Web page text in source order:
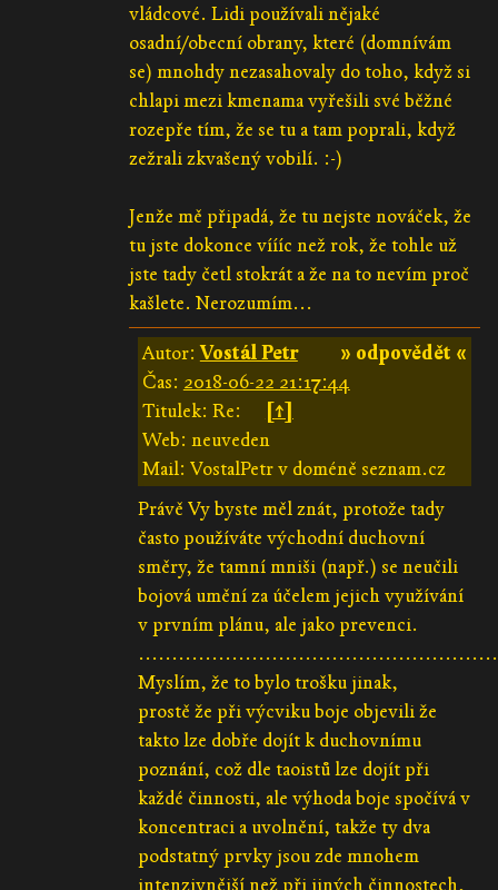
vládcové. Lidi používali nějaké
osadní/obecní obrany, které (domnívám
se) mnohdy nezasahovaly do toho, když si
chlapi mezi kmenama vyřešili své běžné
rozepře tím, že se tu a tam poprali, když
zežrali zkvašený vobilí. :-)
Jenže mě připadá, že tu nejste nováček, že
tu jste dokonce víííc než rok, že tohle už
jste tady četl stokrát a že na to nevím proč
kašlete. Nerozumím...
» odpovědět «
Autor:Vostál Petr
Čas: 2018-06-22 21:17:44
Titulek: Re:
[↑]
Web: neuveden
Mail: VostalPetr v doméně seznam.cz
Právě Vy byste měl znát, protože tady
často používáte východní duchovní
směry, že tamní mniši (např.) se neučili
bojová umění za účelem jejich využívání
v prvním plánu, ale jako prevenci.
Myslím, že to bylo trošku jinak,
prostě že při výcviku boje objevili že
takto lze dobře dojít k duchovnímu
poznání, což dle taoistů lze dojít při
každé činnosti, ale výhoda boje spočívá v
koncentraci a uvolnění, takže ty dva
podstatný prvky jsou zde mnohem
intenzivnější než při jiných činnostech,